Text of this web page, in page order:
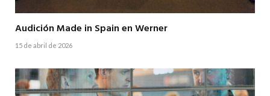
Audición Made in Spain en Werner
15 de abril de 2026